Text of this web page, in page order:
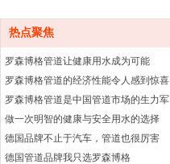
热点聚焦
罗森博格管道让健康用水成为可能
罗森博格管道的经济性能令人感到惊喜
罗森博格管道是中国管道市场的生力军
做一次明智的健康与安全用水的选择
德国品牌不止于汽车，管道也很厉害
德国管道品牌我只选罗森博格